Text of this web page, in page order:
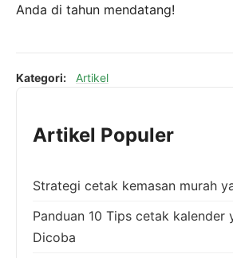
Anda di tahun mendatang!
Kategori: Artikel
Artikel Populer
Strategi cetak kemasan murah
Panduan 10 Tips cetak kalender
Dicoba